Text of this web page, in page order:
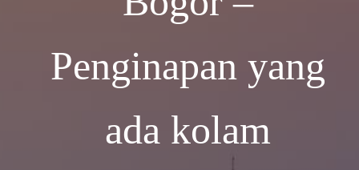
Penginapan yang
ada kolam